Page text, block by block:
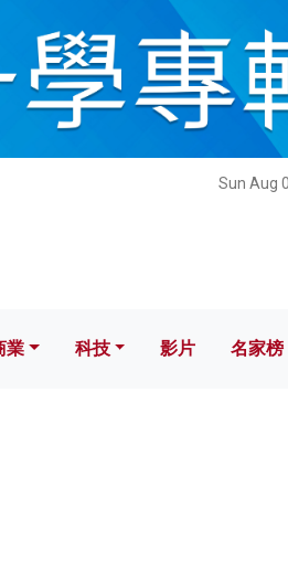
Sun Aug
科技 影片 名
業 科技 影片 名家榜